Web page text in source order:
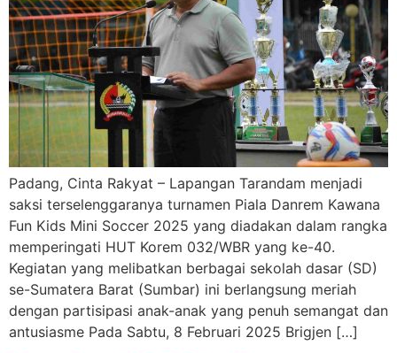
Padang, Cinta Rakyat – Lapangan Tarandam menjadi
saksi terselenggaranya turnamen Piala Danrem Kawana
Fun Kids Mini Soccer 2025 yang diadakan dalam rangka
memperingati HUT Korem 032/WBR yang ke-40.
Kegiatan yang melibatkan berbagai sekolah dasar (SD)
se-Sumatera Barat (Sumbar) ini berlangsung meriah
dengan partisipasi anak-anak yang penuh semangat dan
antusiasme Pada Sabtu, 8 Februari 2025 Brigjen […]